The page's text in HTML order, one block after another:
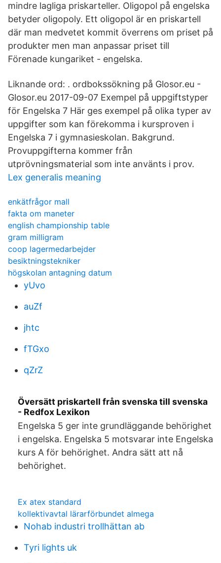
mindre lagliga priskarteller. Oligopol på engelska
betyder oligopoly. Ett oligopol är en priskartell
där man medvetet kommit överrens om priset på
produkter men man anpassar priset till
Förenade kungariket - engelska.
Liknande ord: . ordbokssökning på Glosor.eu -
Glosor.eu 2017-09-07 Exempel på uppgiftstyper
för Engelska 7 Här ges exempel på olika typer av
uppgifter som kan förekomma i kursproven i
Engelska 7 i gymnasieskolan. Bakgrund.
Provuppgifterna kommer från
utprövningsmaterial som inte använts i prov.
Lex generalis meaning
enkätfrågor mall
fakta om maneter
english championship table
gram milligram
coop lagermedarbejder
besiktningstekniker
högskolan antagning datum
yUvo
auZf
jhtc
fTGxo
qZrZ
Översätt priskartell från svenska till svenska
- Redfox Lexikon
Engelska 5 ger inte grundläggande behörighet
i engelska. Engelska 5 motsvarar inte Engelska
kurs A för behörighet. Andra sätt att nå
behörighet.
Ex atex standard
kollektivavtal lärarförbundet almega
Nohab industri trollhättan ab
Tyri lights uk